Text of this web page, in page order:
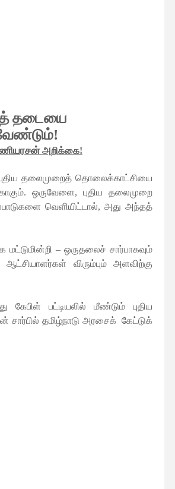
தடையை
அறிக்கை!
புதிய தலைமுறைத் தொலைக்காட்சியை
ஒருவேளை, புதிய தலைமுறை
வெளியிட்டால், அது அந்தத்
– ஒருதலைச் சார்பாகவும்
விரும்பும் அளவிற்கு
கேபிள் பட்டியலில் மீண்டும் புதிய
சார்பில் தமிழ்நாடு அரசைக் கேட்டுக்